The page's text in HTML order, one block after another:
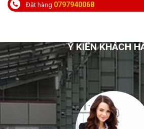
Đặt hàng 0797940068
Ý KIẾN KHÁCH